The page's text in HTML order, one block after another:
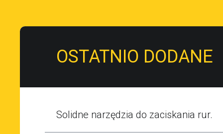
OSTATNIO DODANE
Solidne narzędzia do zaciskania rur.